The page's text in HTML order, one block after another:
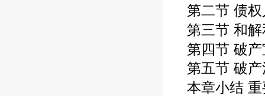
第二节 债
第三节 和
第四节 破
第五节 破
本章小结